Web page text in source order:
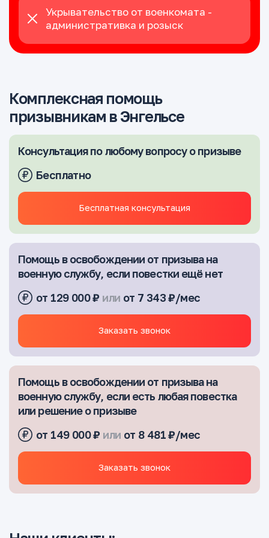
Укрывательство от военкомата -
административка и розыск
Комплексная помощь
призывникам в Энгельсе
Консультация по любому вопросу о призыве
Бесплатно
Бесплатная консультация
Помощь в освобождении от призыва на
военную службу, если повестки ещё нет
от 129 000 ₽ или от 7 343 ₽/мес
Заказать звонок
Помощь в освобождении от призыва на
военную службу, если есть любая повестка
или решение о призыве
от 149 000 ₽ или от 8 481 ₽/мес
Заказать звонок